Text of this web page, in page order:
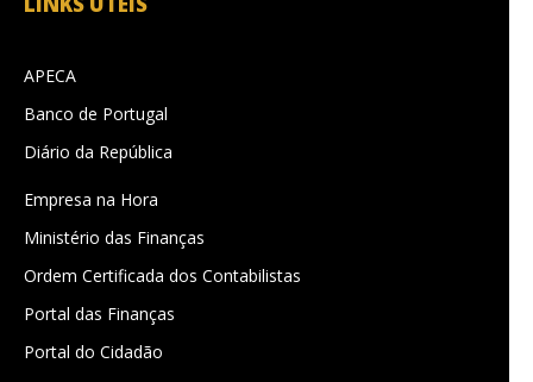
APECA
Banco de Portugal
Diário da República
Empresa na Hora
Ministério das Finanças
Ordem Certificada dos Contabilistas
Portal das Finanças
Portal do Cidadão